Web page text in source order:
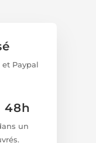
Paypal
48h
un